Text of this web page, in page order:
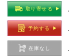
取り寄せる
予約する
在庫なし